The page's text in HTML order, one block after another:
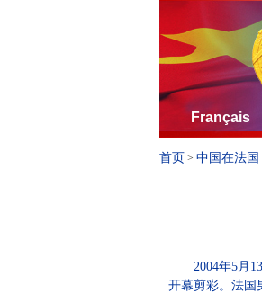
Français
首页 > 中国在法国
2004年5月13
开幕剪彩。法国